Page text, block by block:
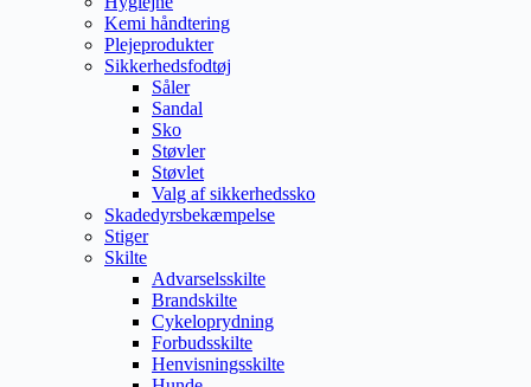
Kemi håndtering
Plejeprodukter
Sikkerhedsfodtøj
Såler
Sandal
Sko
Støvler
Støvlet
Valg af sikkerhedssko
Skadedyrsbekæmpelse
Stiger
Skilte
Advarselsskilte
Brandskilte
Cykeloprydning
Forbudsskilte
Henvisningsskilte